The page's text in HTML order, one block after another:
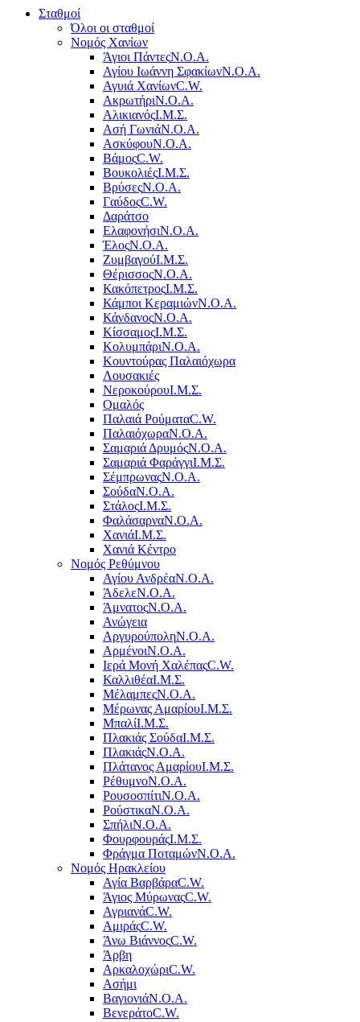
Σταθμοί
Όλοι οι σταθμοί
Νομός Χανίων
Άγιοι ΠάντεςΝ.Ο.Α.
Αγίου Ιωάννη ΣφακίωνΝ.Ο.Α.
Αγυιά ΧανίωνC.W.
ΑκρωτήριΝ.Ο.Α.
ΑλικιανόςΙ.Μ.Σ.
Ασή ΓωνιάΝ.Ο.Α.
ΑσκύφουΝ.Ο.Α.
ΒάμοςC.W.
ΒουκολιέςΙ.Μ.Σ.
ΒρύσεςΝ.Ο.Α.
ΓαύδοςC.W.
Δαράτσο
ΕλαφονήσιΝ.Ο.Α.
ΈλοςΝ.Ο.Α.
ΖυμβαγούΙ.Μ.Σ.
ΘέρισσοςΝ.Ο.Α.
ΚακόπετροςΙ.Μ.Σ.
Κάμποι ΚεραμιώνΝ.Ο.Α.
ΚάνδανοςΝ.Ο.Α.
ΚίσσαμοςΙ.Μ.Σ.
ΚολυμπάριΝ.Ο.Α.
Κουντούρας Παλαιόχωρα
Λουσακιές
ΝεροκούρουΙ.Μ.Σ.
Ομαλός
Παλαιά ΡούματαC.W.
ΠαλαιόχωραΝ.Ο.Α.
Σαμαριά ΔρυμόςΝ.Ο.Α.
Σαμαριά ΦαράγγιΙ.Μ.Σ.
ΣέμπρωναςΝ.Ο.Α.
ΣούδαΝ.Ο.Α.
ΣτάλοςΙ.Μ.Σ.
ΦαλάσαρναΝ.Ο.Α.
ΧανιάΙ.Μ.Σ.
Χανιά Κέντρο
Νομός Ρεθύμνου
Αγίου ΑνδρέαΝ.Ο.Α.
ΆδελεΝ.Ο.Α.
ΆμνατοςΝ.Ο.Α.
Ανώγεια
ΑργυρούποληΝ.Ο.Α.
ΑρμένοιΝ.Ο.Α.
Ιερά Μονή ΧαλέπαςC.W.
ΚαλλιθέαΙ.Μ.Σ.
ΜέλαμπεςΝ.Ο.Α.
Μέρωνας ΑμαρίουΙ.Μ.Σ.
ΜπαλίΙ.Μ.Σ.
Πλακιάς ΣούδαΙ.Μ.Σ.
ΠλακιάςΝ.Ο.Α.
Πλάτανος ΑμαρίουΙ.Μ.Σ.
ΡέθυμνοΝ.Ο.Α.
ΡουσοσπίτιΝ.Ο.Α.
ΡούστικαΝ.Ο.Α.
ΣπήλιΝ.Ο.Α.
ΦουρφουράςΙ.Μ.Σ.
Φράγμα ΠοταμώνΝ.Ο.Α.
Νομός Ηρακλείου
Αγία ΒαρβάραC.W.
Άγιος ΜύρωναςC.W.
ΑγριανάC.W.
ΑμιράςC.W.
Άνω ΒιάννοςC.W.
Άρβη
ΑρκαλοχώριC.W.
Ασήμι
ΒαγιονιάΝ.Ο.Α.
ΒενεράτοC.W.